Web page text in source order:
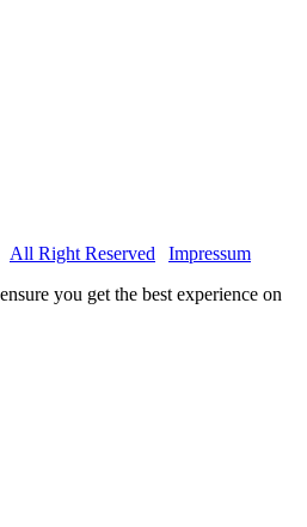
All Right Reserved
Impressum
you get the best experience on